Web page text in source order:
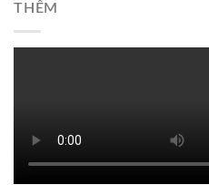
THÊM